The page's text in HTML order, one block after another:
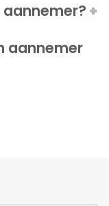
aannemer